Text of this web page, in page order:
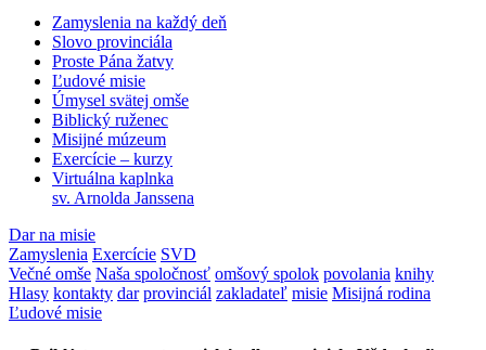
Zamyslenia na každý deň
Slovo provinciála
Proste Pána žatvy
Ľudové misie
Úmysel svätej omše
Biblický ruženec
Misijné múzeum
Exercície – kurzy
Virtuálna kaplnka
sv. Arnolda Janssena
Dar na misie
Zamyslenia Exercície SVD
Večné omše Naša spoločnosť omšový spolok povolania knihy
Hlasy kontakty dar provinciál zakladateľ misie Misijná rodina
Ľudové misie